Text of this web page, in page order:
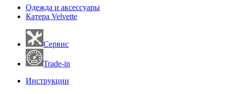
Одежда и аксессуары
Катера Velvette
Сервис
Trade-in
Инструкции